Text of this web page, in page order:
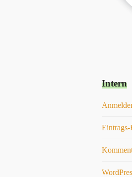
Intern
Eintrags-